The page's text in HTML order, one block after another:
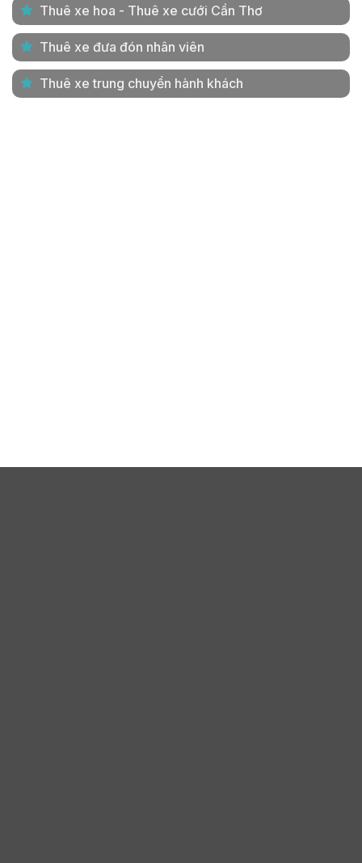
Thuê xe hoa - Thuê xe cưới Cần Thơ
Thuê xe đưa đón nhân viên
Thuê xe trung chuyển hành khách